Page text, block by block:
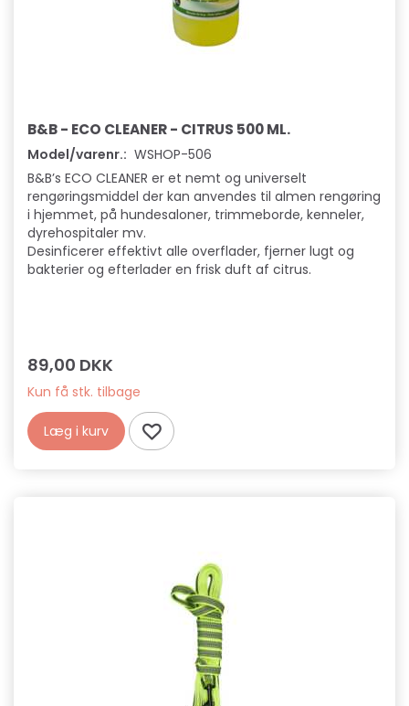
B&B - ECO CLEANER - CITRUS 500 ML.
Model/varenr.: WSHOP-506
B&B’s ECO CLEANER er et nemt og universelt
rengøringsmiddel der kan anvendes til almen rengøring
i hjemmet, på hundesaloner, trimmeborde, kenneler,
dyrehospitaler mv.
Desinficerer effektivt alle overflader, fjerner lugt og
bakterier og efterlader en frisk duft af citrus.
89,00 DKK
Kun få stk. tilbage
Læg i kurv